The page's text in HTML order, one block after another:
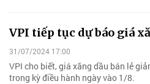
VPI tiếp tục dự báo giá
31/07/2024 17:00
VPI cho biết, giá xăng dầu bán lẻ
trong kỳ điều hành ngày vào 1/8.